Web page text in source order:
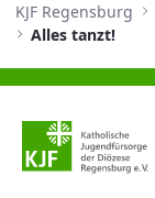
KJF Regensburg
Alles tanzt!